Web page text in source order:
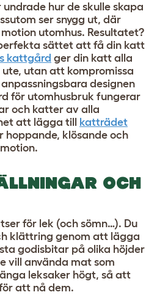
hur de skulle skapa
ser snygg ut, där
utomhus. Resultatet?
sättet att få din katt
kattgård ger din katt alla
utan att kompromissa
designen
för utomhusbruk fungerar
och katter av alla
att lägga till
katträdet
hoppande, klösande och
OCH
för lek (och sömn…). Du
klättring genom att lägga
godisbitar på olika höjder
vill använda mat som
leksaker högt, så att
att nå dem.